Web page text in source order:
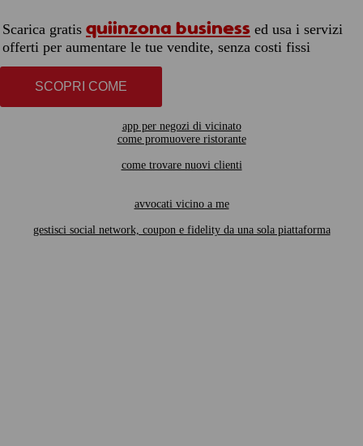
Scarica gratis quiinzona business ed usa i servizi
offerti per aumentare le tue vendite, senza costi fissi
SCOPRI COME
app per negozi di vicinato
come promuovere ristorante
come trovare nuovi clienti
avvocati vicino a me
gestisci social network, coupon e fidelity da una sola piattaforma